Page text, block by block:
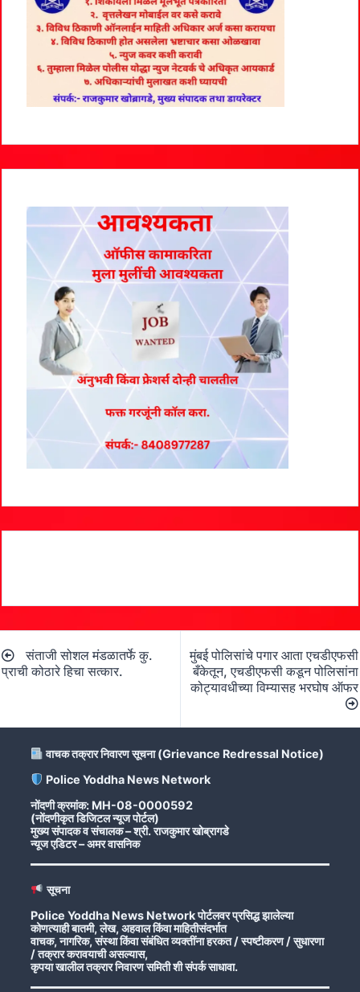
navigation
संताजी सोशल मंडळातर्फे कु.
प्राची कोठारे हिचा सत्कार.
मुंबई पोलिसांचे पगार आता एचडीएफसी
बँकेतून, एचडीएफसी कडून पोलिसांना
कोट्यावधीच्या विम्यासह भरघोष ऑफर
वाचक तक्रार निवारण सूचना (Grievance Redressal Notice)
Police Yoddha News Network
नोंदणी क्रमांक: MH-08-0000592
(नोंदणीकृत डिजिटल न्यूज पोर्टल)
मुख्य संपादक व संचालक – श्री. राजकुमार खोब्रागडे
न्यूज एडिटर – अमर वासनिक
सूचना
Police Yoddha News Network पोर्टलवर प्रसिद्ध झालेल्या
कोणत्याही बातमी, लेख, अहवाल किंवा माहितीसंदर्भात
वाचक, नागरिक, संस्था किंवा संबंधित व्यक्तींना हरकत / स्पष्टीकरण / सुधारणा
/ तक्रार करावयाची असल्यास,
कृपया खालील तक्रार निवारण समिती शी संपर्क साधावा.